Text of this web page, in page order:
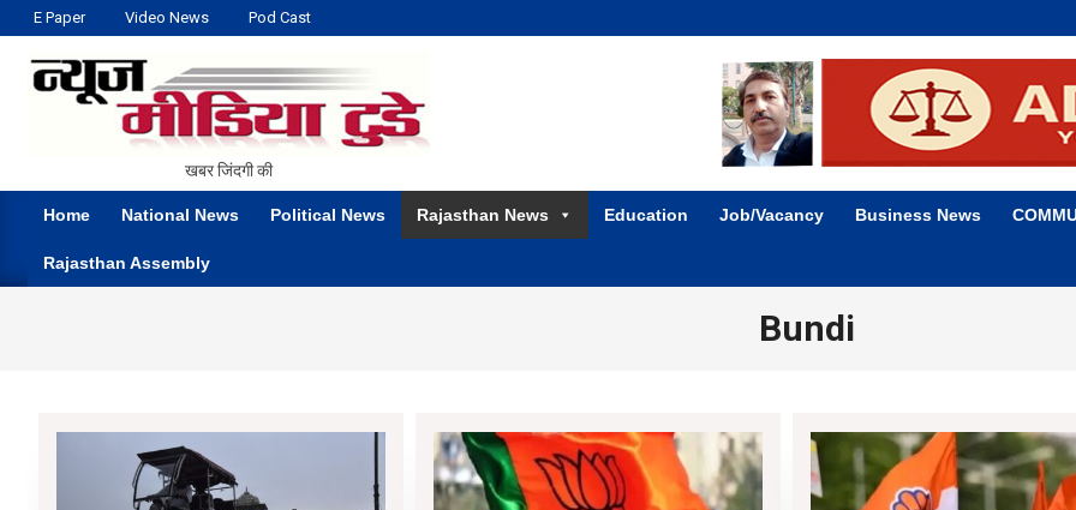
to
content
E Paper Video News Pod Cast
NEWS
MEDIA
TODAY
खबर जिंदगी की
Home National News Political News Rajasthan News Education Job/Vacancy Business News
Rajasthan Assembly
Bundi